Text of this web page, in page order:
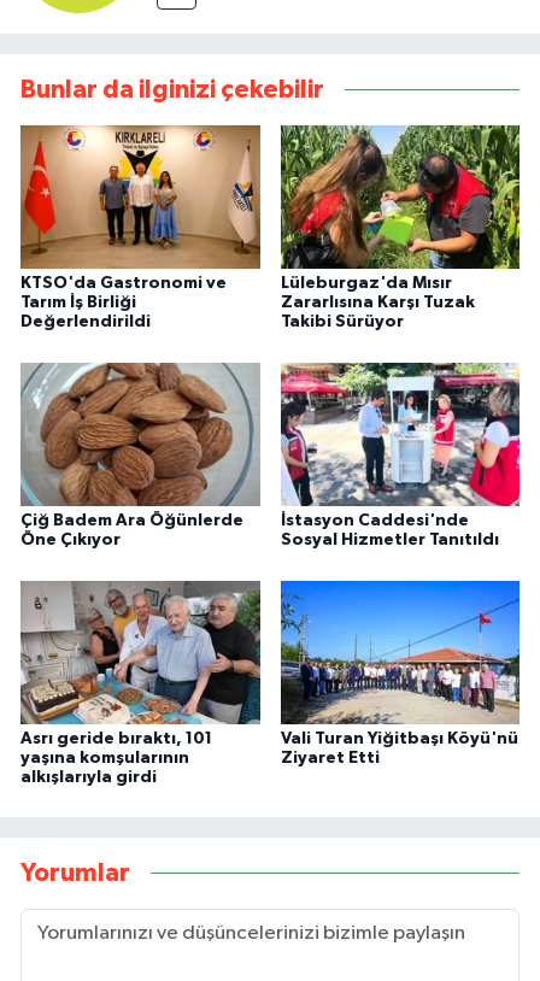
Bunlar da ilginizi çekebilir
KTSO'da Gastronomi ve
Tarım İş Birliği
Değerlendirildi
Lüleburgaz'da Mısır
Zararlısına Karşı Tuzak
Takibi Sürüyor
Çiğ Badem Ara Öğünlerde
Öne Çıkıyor
İstasyon Caddesi'nde
Sosyal Hizmetler Tanıtıldı
Asrı geride bıraktı, 101
yaşına komşularının
alkışlarıyla girdi
Vali Turan Yiğitbaşı Köyü'nü
Ziyaret Etti
Yorumlar